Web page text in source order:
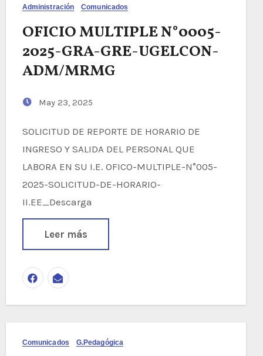
Administración Comunicados
OFICIO MULTIPLE N°0005-
2025-GRA-GRE-UGELCON-
ADM/MRMG
May 23, 2025
SOLICITUD DE REPORTE DE HORARIO DE
INGRESO Y SALIDA DEL PERSONAL QUE
LABORA EN SU I.E. OFICO-MULTIPLE-N°005-
2025-SOLICITUD-DE-HORARIO-
II.EE_Descarga
Leer más
Comunicados G.Pedagógica